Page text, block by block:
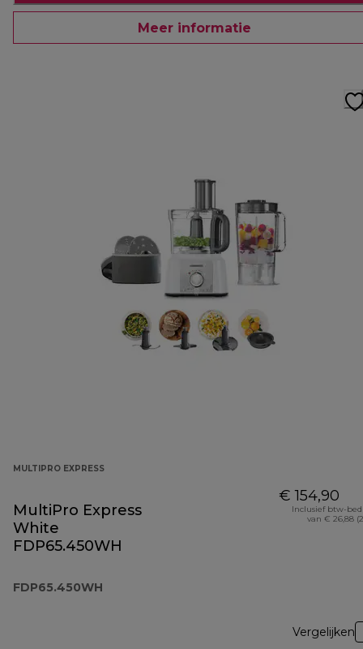
Meer informatie
MULTIPRO EXPRESS
MultiPro Express
White
FDP65.450WH
FDP65.450WH
€ 154,90
Inclusief btw-
van € 26,88
Vergelijken